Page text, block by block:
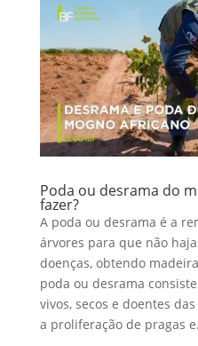
Poda ou desrama do
fazer?
A poda ou desrama é a
árvores para que não
doenças, obtendo
poda ou desrama
vivos, secos e doentes
a proliferação de pragas